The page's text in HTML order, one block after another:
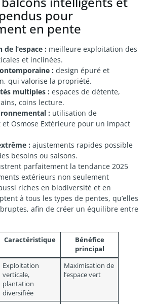
pour
en pente
l’espace : meilleure exploitation des
et inclinées.
: design épuré et
qui valorise la propriété.
multiples : espaces de détente,
coins lecture.
: utilisation de
et Osmose Extérieure pour un impact
: ajustements rapides possible
besoins ou saisons.
parfaitement la tendance 2025
extérieurs non seulement
riches en biodiversité et en
à tous les types de pentes, qu’elles
afin de créer un équilibre entre
Caractéristique
Bénéfice
principal
Exploitation
verticale,
plantation
diversifiée
Maximisation de
l’espace vert